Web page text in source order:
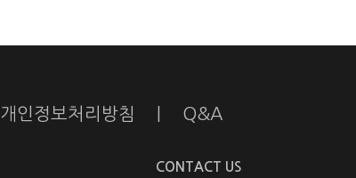
개인정보처리방침 Q&A
CONTACT US